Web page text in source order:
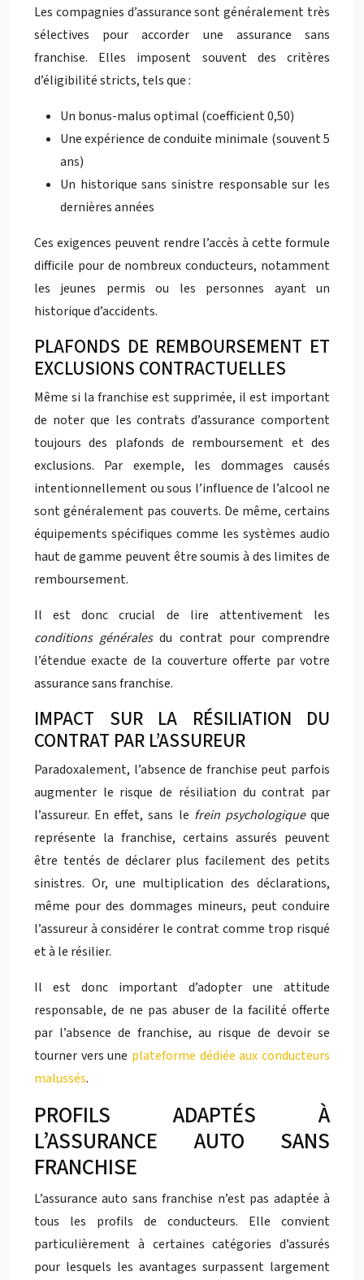
Les compagnies d’assurance sont généralement très
sélectives pour accorder une assurance sans
franchise. Elles imposent souvent des critères
d’éligibilité stricts, tels que :
Un bonus-malus optimal (coefficient 0,50)
Une expérience de conduite minimale (souvent 5
ans)
Un historique sans sinistre responsable sur les
dernières années
Ces exigences peuvent rendre l’accès à cette formule
difficile pour de nombreux conducteurs, notamment
les jeunes permis ou les personnes ayant un
historique d’accidents.
PLAFONDS DE REMBOURSEMENT ET
EXCLUSIONS CONTRACTUELLES
Même si la franchise est supprimée, il est important
de noter que les contrats d’assurance comportent
toujours des plafonds de remboursement et des
exclusions. Par exemple, les dommages causés
intentionnellement ou sous l’influence de l’alcool ne
sont généralement pas couverts. De même, certains
équipements spécifiques comme les systèmes audio
haut de gamme peuvent être soumis à des limites de
remboursement.
Il est donc crucial de lire attentivement les
conditions généralesdu contrat pour comprendre
l’étendue exacte de la couverture offerte par votre
assurance sans franchise.
IMPACT SUR LA RÉSILIATION DU
CONTRAT PAR L’ASSUREUR
Paradoxalement, l’absence de franchise peut parfois
augmenter le risque de résiliation du contrat par
l’assureur. En effet, sans le frein psychologiqueque
représente la franchise, certains assurés peuvent
être tentés de déclarer plus facilement des petits
sinistres. Or, une multiplication des déclarations,
même pour des dommages mineurs, peut conduire
l’assureur à considérer le contrat comme trop risqué
et à le résilier.
Il est donc important d’adopter une attitude
responsable, de ne pas abuser de la facilité offerte
par l’absence de franchise, au risque de devoir se
tourner vers une plateforme dédiée aux conducteurs
malussés.
PROFILS ADAPTÉS À
L’ASSURANCE AUTO SANS
FRANCHISE
L’assurance auto sans franchise n’est pas adaptée à
tous les profils de conducteurs. Elle convient
particulièrement à certaines catégories d’assurés
pour lesquels les avantages surpassent largement